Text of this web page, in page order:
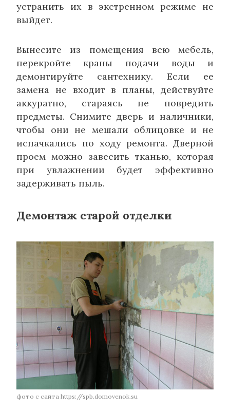
устранить их в экстренном режиме не
выйдет.
Вынесите из помещения всю мебель,
перекройте краны подачи воды и
демонтируйте сантехнику. Если ее
замена не входит в планы, действуйте
аккуратно, стараясь не повредить
предметы. Снимите дверь и наличники,
чтобы они не мешали облицовке и не
испачкались по ходу ремонта. Дверной
проем можно завесить тканью, которая
при увлажнении будет эффективно
задерживать пыль.
Демонтаж старой отделки
фото с сайта https://spb.domovenok.su